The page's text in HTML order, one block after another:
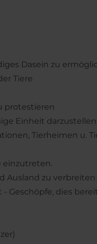
Dasein zu
Tiere
protestieren
Einheit darzustellen
Tierheimen u.
einzutreten.
Ausland zu verbreiten
Geschöpfe, dies